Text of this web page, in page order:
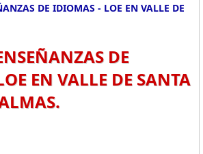
DE IDIOMAS - LOE EN VALLE DE
DE
EN VALLE DE SANTA